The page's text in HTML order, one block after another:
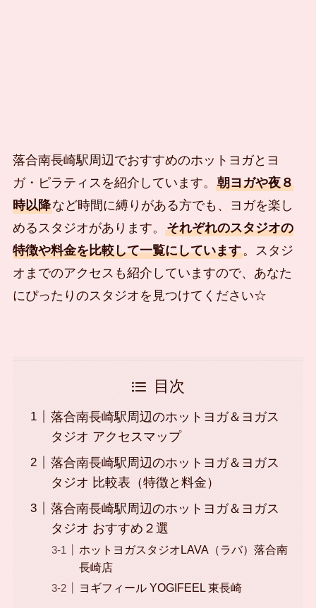
落合南長崎駅周辺でおすすめのホットヨガとヨ
ガ・ピラティスを紹介しています。 朝ヨガや夜８
時以降など時間に縛りがある方でも、ヨガを楽し
めるスタジオがあります。 それぞれのスタジオの
特徴や料金を比較して一覧にしています。スタジ
オまでのアクセスも紹介していますので、あなた
にぴったりのスタジオを見つけてください☆
目次
落合南長崎駅周辺のホットヨガ＆ヨガス
タジオ アクセスマップ
落合南長崎駅周辺のホットヨガ＆ヨガス
タジオ 比較表（特徴と料金）
落合南長崎駅周辺のホットヨガ＆ヨガス
タジオ おすすめ２選
ホットヨガスタジオLAVA（ラバ）落合南
長崎店
ヨギフィール YOGIFEEL 東長崎